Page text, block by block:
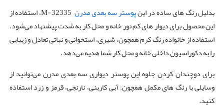
بدلیل رنگ های ساده در اینپوستر سه بعدی مدرن
M-32335، استفاده از
این محصول برای دیوار های کم نور خانه و محل کار به شدت پیشنهاد می‌شود.
استفاده از خانواده رنگ کرم همچون، شیری، استخوانی و نباتی تعادل و زیبایی
را به دکوراسیون داخلی خانه و محل کار شما هدیه می‌دهد.
برای دوچندان کردن جلوه این پوستر دیواری سه بعدی مدرن می‌توانید از
وسایلی با رنگ های مکمل همچون: آبی کاربنی، نارنجی، قرمز و زرد استفاده
کنید.